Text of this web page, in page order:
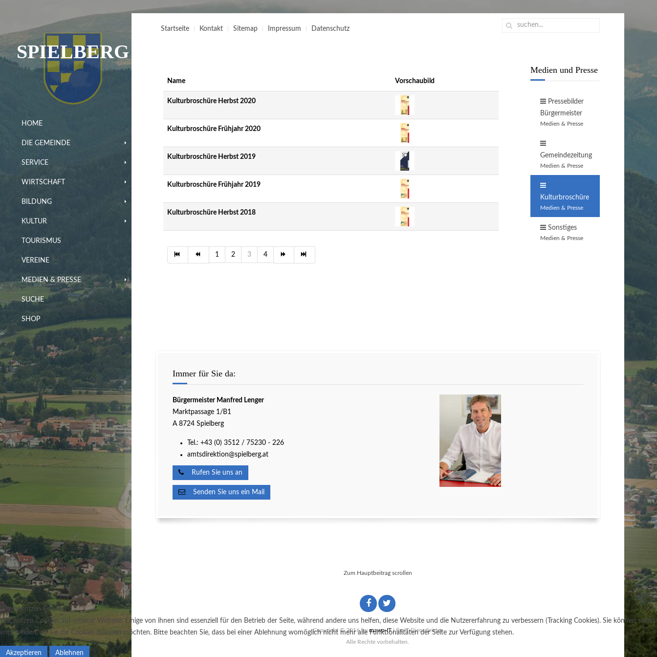
SPIELBERG
HOME
DIE GEMEINDE
SERVICE
WIRTSCHAFT
BILDUNG
KULTUR
TOURISMUS
VEREINE
MEDIEN & PRESSE
SUCHE
SHOP
Startseite Kontakt Sitemap Impressum Datenschutz
Name Vorschaubild
Kulturbroschüre Herbst 2020
Kulturbroschüre Frühjahr 2020
Kulturbroschüre Herbst 2019
Kulturbroschüre Frühjahr 2019
Kulturbroschüre Herbst 2018
1 2 3 4
Medien und Presse
Pressebilder
Bürgermeister
Medien & Presse
Gemeindezeitung
Medien & Presse
Kulturbroschüre
Medien & Presse
Sonstiges
Medien & Presse
Immer für Sie da:
Bürgermeister Manfred Lenger
Marktpassage 1/B1
A 8724 Spielberg
Tel.: +43 (0) 3512 / 75230 - 226
amtsdirektion@spielberg.at
Rufen Sie uns an
Senden Sie uns ein Mail
Zum Hauptbeitrag scrollen
Copyright © 2016 bymawo-IT| Ihr IT-Dienstleister
Alle Rechte vorbehalten.
Wir benutzen Cookies
Wir nutzen Cookies auf unserer Website. Einige von ihnen sind essenziell für den Betrieb der Seite, während andere uns helfen, diese Website und die Nutzererfahrung zu verbessern (Tracking Cookies). Sie können selbst
entscheiden, ob Sie die Cookies zulassen möchten. Bitte beachten Sie, dass bei einer Ablehnung womöglich nicht mehr alle Funktionalitäten der Seite zur Verfügung stehen.
Akzeptieren Ablehnen